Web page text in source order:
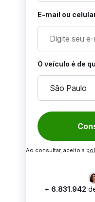
E-mail ou
O veículo é de
São Paulo
Ao consultar, aceito a
+ 6.831.942